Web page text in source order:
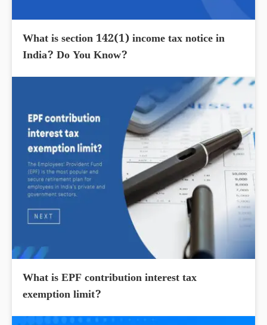
What is section 142(1) income tax notice in
India? Do You Know?
What is EPF contribution interest tax
exemption limit?